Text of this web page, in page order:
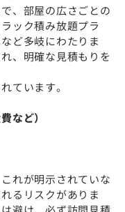
、部屋の広さごとの
ック積み放題プラ
ど多岐にわたりま
、明確な見積もりを
ています。
など）
れが明示されていな
るリスクがありま